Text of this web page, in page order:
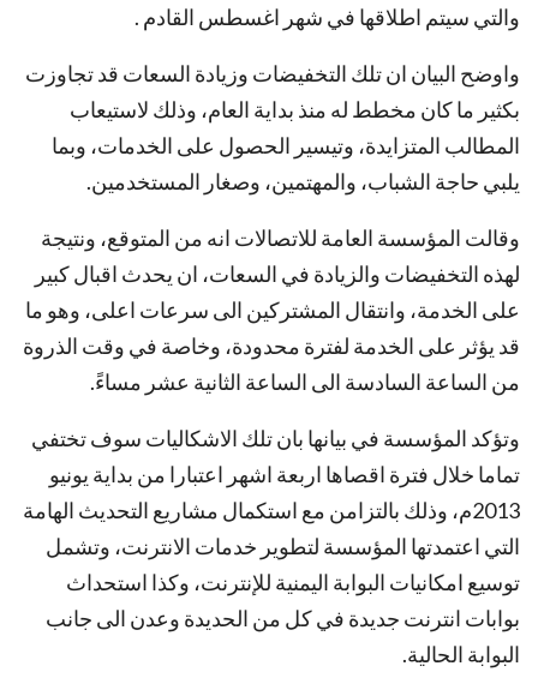
والتي سيتم اطلاقها في شهر اغسطس القادم .
واوضح البيان ان تلك التخفيضات وزيادة السعات قد تجاوزت
بكثير ما كان مخطط له منذ بداية العام، وذلك لاستيعاب
المطالب المتزايدة، وتيسير الحصول على الخدمات، وبما
يلبي حاجة الشباب، والمهتمين، وصغار المستخدمين.
وقالت المؤسسة العامة للاتصالات انه من المتوقع، ونتيجة
لهذه التخفيضات والزيادة في السعات، ان يحدث اقبال كبير
على الخدمة، وانتقال المشتركين الى سرعات اعلى، وهو ما
قد يؤثر على الخدمة لفترة محدودة، وخاصة في وقت الذروة
من الساعة السادسة الى الساعة الثانية عشر مساءً.
وتؤكد المؤسسة في بيانها بان تلك الاشكاليات سوف تختفي
تماما خلال فترة اقصاها اربعة اشهر اعتبارا من بداية يونيو
2013م، وذلك بالتزامن مع استكمال مشاريع التحديث الهامة
التي اعتمدتها المؤسسة لتطوير خدمات الانترنت، وتشمل
توسيع امكانيات البوابة اليمنية للإنترنت، وكذا استحداث
بوابات انترنت جديدة في كل من الحديدة وعدن الى جانب
البوابة الحالية.